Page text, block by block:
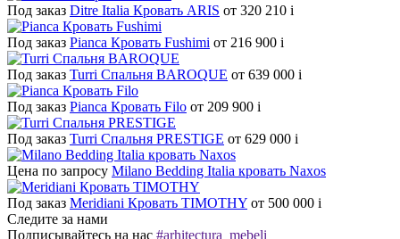
Под заказ Ditre Italia Кровать ARIS от 320 210 i
Под заказ Pianca Кровать Fushimi от 216 900 i
Под заказ Turri Спальня BAROQUE от 639 000 i
Под заказ Pianca Кровать Filo от 209 900 i
Под заказ Turri Спальня PRESTIGE от 629 000 i
Цена по запросу Milano Bedding Italia кровать Naxos
Под заказ Meridiani Кровать TIMOTHY от 500 000 i
Следите за нами
Подписывайтесь на нас #arhitectura_mebeli